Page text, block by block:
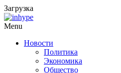
Загрузка
Menu
Новости
Политика
Экономика
Общество